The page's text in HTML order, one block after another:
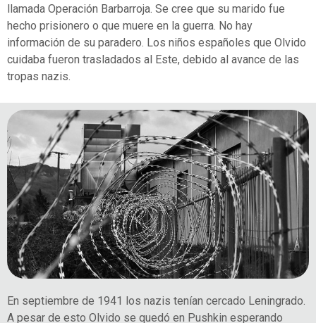
llamada Operación Barbarroja. Se cree que su marido fue
hecho prisionero o que muere en la guerra. No hay
información de su paradero. Los niños españoles que Olvido
cuidaba fueron trasladados al Este, debido al avance de las
tropas nazis.
En septiembre de 1941 los nazis tenían cercado Leningrado.
A pesar de esto Olvido se quedó en Pushkin esperando